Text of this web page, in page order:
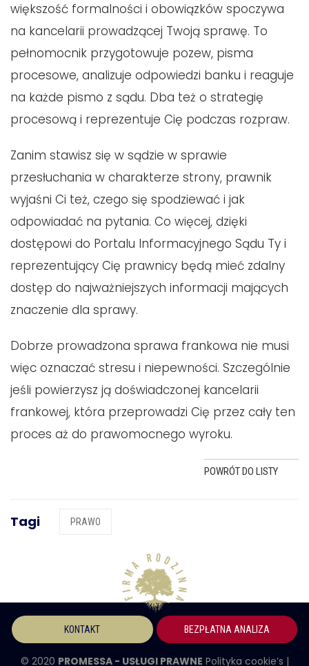
większość formalności i obowiązków spoczywa
na kancelarii prowadzącej Twoją sprawę. To
pełnomocnik przygotowuje pozew, pisma
procesowe, analizuje odpowiedzi banku i reaguje
na każde pismo z sądu. Dba też o strategię
procesową i reprezentuje Cię podczas rozpraw.
Zanim stawisz się w sądzie w sprawie
przesłuchania w charakterze strony, prawnik
wyjaśni Ci też, czego się spodziewać i jak
odpowiadać na pytania. Co więcej, dzięki
dostępowi do Portalu Informacyjnego Sądu Ty i
reprezentujący Cię prawnicy będą mieć zdalny
dostęp do najważniejszych informacji mających
znaczenie dla sprawy.
Dobrze prowadzona sprawa frankowa nie musi
więc oznaczać stresu i niepewności. Szczególnie
jeśli powierzysz ją doświadczonej kancelarii
frankowej, która przeprowadzi Cię przez cały ten
proces aż do prawomocnego wyroku.
POWRÓT DO LISTY
Tagi PRAWO
KONTAKT BEZPŁATNA ANALIZA
© 2020 PROMESSA - USŁUGI PRAWNE Polityka cookie’s |